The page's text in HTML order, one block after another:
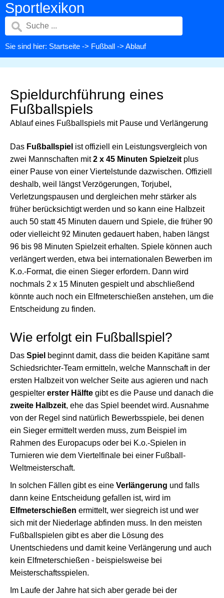
Sportlexikon
Sie sind hier: Startseite -> Fußball -> Ablauf
Spieldurchführung eines
Fußballspiels
Ablauf eines Fußballspiels mit Pause und Verlängerung
Das Fußballspiel ist offiziell ein Leistungsvergleich von
zwei Mannschaften mit2 x 45 Minuten Spielzeit plus
einer Pause von einer Viertelstunde dazwischen. Offiziell
deshalb, weil längst Verzögerungen, Torjubel,
Verletzungspausen und dergleichen mehr stärker als
früher berücksichtigt werden und so kann eine Halbzeit
auch 50 statt 45 Minuten dauern und Spiele, die früher 90
oder vielleicht 92 Minuten gedauert haben, haben längst
96 bis 98 Minuten Spielzeit erhalten. Spiele können auch
verlängert werden, etwa bei internationalen Bewerben im
K.o.-Format, die einen Sieger erfordern. Dann wird
nochmals 2 x 15 Minuten gespielt und abschließend
könnte auch noch ein Elfmeterschießen anstehen, um die
Entscheidung zu finden.
Wie erfolgt ein Fußballspiel?
Das Spiel beginnt damit, dass die beiden Kapitäne samt
Schiedsrichter-Team ermitteln, welche Mannschaft in der
ersten Halbzeit von welcher Seite aus agieren und nach
gespielter erster Hälfte gibt es die Pause und danach die
zweite Halbzeit, ehe das Spiel beendet wird. Ausnahme
von der Regel sind natürlich Bewerbsspiele, bei denen
ein Sieger ermittelt werden muss, zum Beispiel im
Rahmen des Europacups oder bei K.o.-Spielen in
Turnieren wie dem Viertelfinale bei einer Fußball-
Weltmeisterschaft.
In solchen Fällen gibt es eine Verlängerung und falls
dann keine Entscheidung gefallen ist, wird im
Elfmeterschießen ermittelt, wer siegreich ist und wer
sich mit der Niederlage abfinden muss. In den meisten
Fußballspielen gibt es aber die Lösung des
Unentschiedens und damit keine Verlängerung und auch
kein Elfmeterschießen - beispielsweise bei
Meisterschaftsspielen.
Im Laufe der Jahre hat sich aber gerade bei der